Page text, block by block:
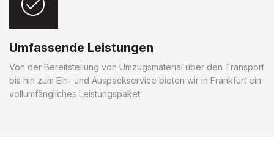
Umfassende Leistungen
Von der Bereitstellung von Umzugsmaterial über den Transport
bis hin zum Ein- und Auspackservice bieten wir in Frankfurt ein
vollumfängliches Leistungspaket.